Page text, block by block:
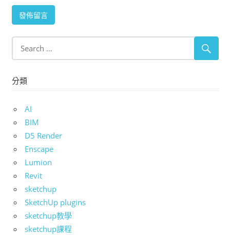
分類
AI
BIM
D5 Render
Enscape
Lumion
Revit
sketchup
SketchUp plugins
sketchup教學
sketchup課程